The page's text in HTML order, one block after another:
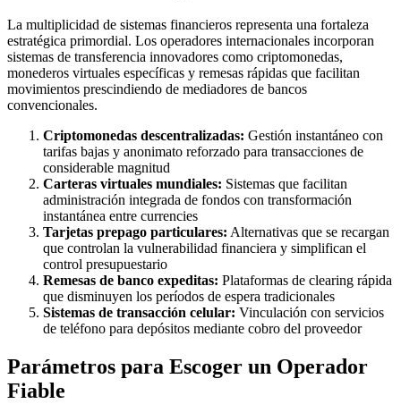
La multiplicidad de sistemas financieros representa una fortaleza
estratégica primordial. Los operadores internacionales incorporan
sistemas de transferencia innovadores como criptomonedas,
monederos virtuales específicas y remesas rápidas que facilitan
movimientos prescindiendo de mediadores de bancos
convencionales.
Criptomonedas descentralizadas: Gestión instantáneo con
tarifas bajas y anonimato reforzado para transacciones de
considerable magnitud
Carteras virtuales mundiales: Sistemas que facilitan
administración integrada de fondos con transformación
instantánea entre currencies
Tarjetas prepago particulares: Alternativas que se recargan
que controlan la vulnerabilidad financiera y simplifican el
control presupuestario
Remesas de banco expeditas: Plataformas de clearing rápida
que disminuyen los períodos de espera tradicionales
Sistemas de transacción celular: Vinculación con servicios
de teléfono para depósitos mediante cobro del proveedor
Parámetros para Escoger un Operador
Fiable